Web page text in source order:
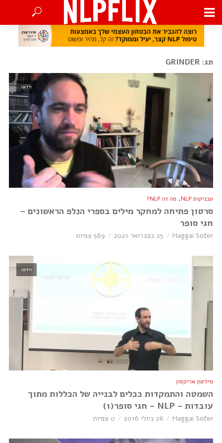
תג: GRINDER
וידאו
טכניקות NLP , מה זה NLP?
סרטון פתיחה למחקר מילים בספרי הנלפ הראשונים –
חגי סופר
Haggai Sofer 25 בפברואר 2021 569 צפיות
וידאו
מילטון אריקסון
השמטה והתמקדות ככלים לבנייה של הכללות מתוך
עובדות – NLP – חגי סופר(1)
Haggai Sofer 26 ביולי 2016 0 צפיות